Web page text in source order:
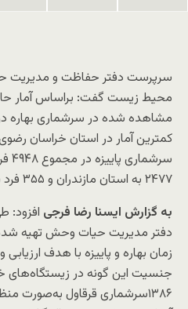
سرپرست دفتر حفاظت و
محیط زیست گفت: براساس آمار
۲۴۷۷ به استان مازندران و ۳۵۵ فرد به خراسان رضوی تعلق دارد.
به گزارش ایسنا رضا فرجی افزود:
دفتر مدیریت حیات وحش تهیه
زمان بهاره و پاییزه با هدف
جنسیت این گونه در زیستگاه‌های
۱۳۸۶سرشماری قرقاول به‌صورت